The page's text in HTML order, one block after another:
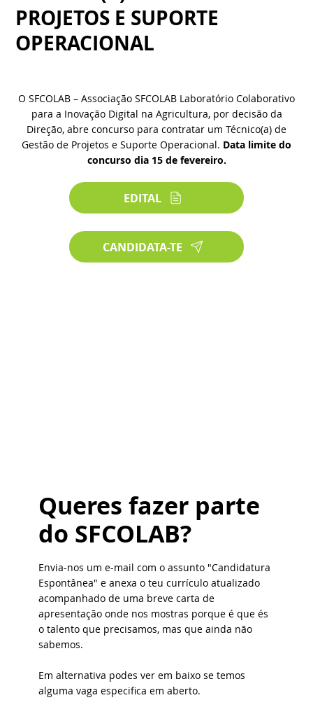
PROJETOS E SUPORTE
OPERACIONAL
O SFCOLAB – Associação SFCOLAB Laboratório Colaborativo
para a Inovação Digital na Agricultura, por decisão da
Direção, abre concurso para contratar um Técnico(a) de
Gestão de Projetos e Suporte Operacional. Data limite do
concurso dia 15 de fevereiro.
EDITAL
CANDIDATA-TE
Queres fazer parte
do SFCOLAB?
Envia-nos um e-mail com o assunto "Candidatura
Espontânea" e anexa o teu currículo atualizado
acompanhado de uma breve carta de
apresentação onde nos mostras porque é que és
o talento que precisamos, mas que ainda não
sabemos.
Em alternativa podes ver em baixo se temos
alguma vaga especifica em aberto.